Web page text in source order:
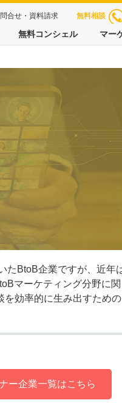
合せ・資料請求 無料相談
無料コンシェル マー
たBtoB企業ですが、近年
マーケティング分野に関
を効率的に生み出すための
ー企業一覧はこちら